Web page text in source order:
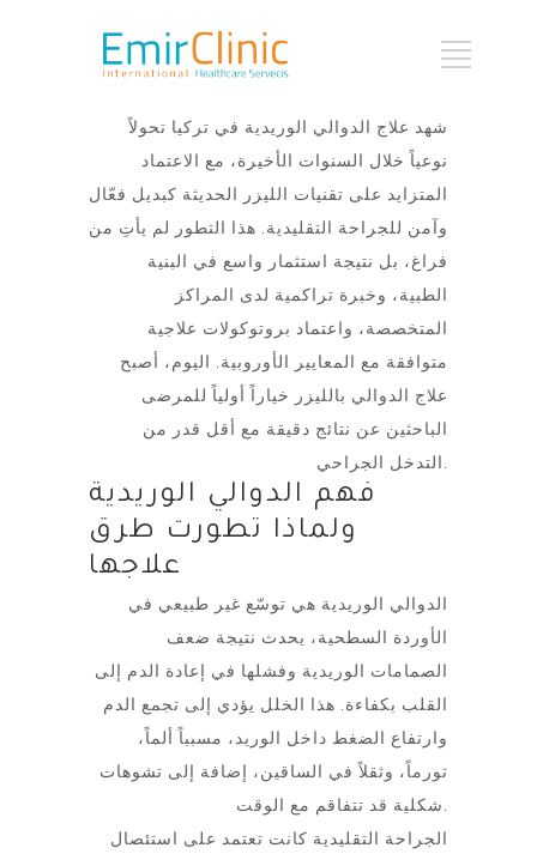
شهد علاج الدوالي الوريدية في تركيا تحولاً
نوعياً خلال السنوات الأخيرة، مع الاعتماد
المتزايد على تقنيات الليزر الحديثة كبديل فعّال
وآمن للجراحة التقليدية. هذا التطور لم يأتِ من
فراغ، بل نتيجة استثمار واسع في البنية
الطبية، وخبرة تراكمية لدى المراكز
المتخصصة، واعتماد بروتوكولات علاجية
متوافقة مع المعايير الأوروبية. اليوم، أصبح
علاج الدوالي بالليزر خياراً أولياً للمرضى
الباحثين عن نتائج دقيقة مع أقل قدر من
فهم الدوالي الوريدية
ولماذا تطورت طرق
علاجها
الدوالي الوريدية هي توسّع غير طبيعي في
الأوردة السطحية، يحدث نتيجة ضعف
الصمامات الوريدية وفشلها في إعادة الدم إلى
القلب بكفاءة. هذا الخلل يؤدي إلى تجمع الدم
وارتفاع الضغط داخل الوريد، مسبباً ألماً،
تورماً، وثقلاً في الساقين، إضافة إلى تشوهات
الجراحة التقليدية كانت تعتمد على استئصال